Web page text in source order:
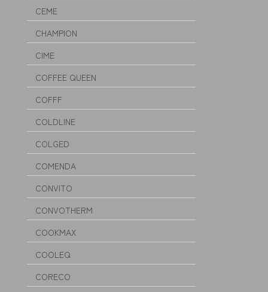
CEME
CHAMPION
CIME
COFFEE QUEEN
COFFF
COLDLINE
COLGED
COMENDA
CONVITO
CONVOTHERM
COOKMAX
COOLEQ
CORECO